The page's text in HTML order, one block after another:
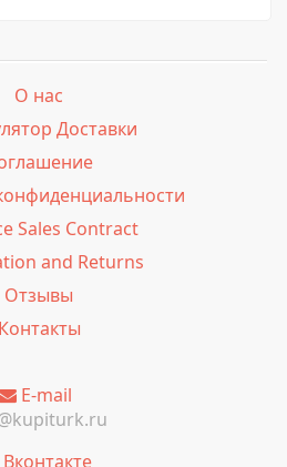
О нас
Доставки
Sales Contract
and Returns
Отзывы
Контакты
E-mail